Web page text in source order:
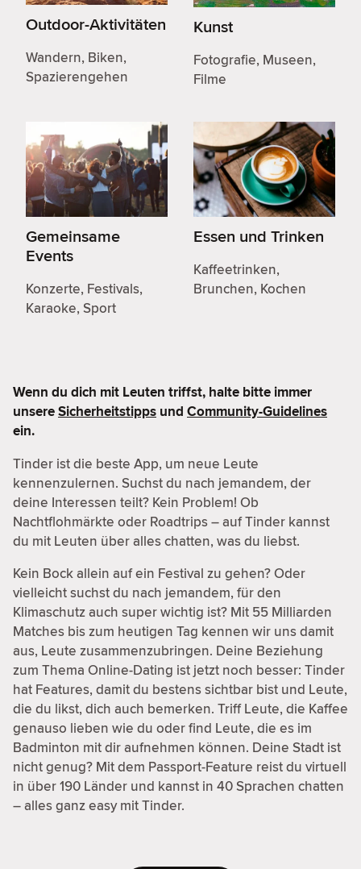
Outdoor-Aktivitäten
Wandern, Biken,
Spazierengehen
Kunst
Fotografie, Museen,
Filme
Gemeinsame
Events
Konzerte, Festivals,
Karaoke, Sport
Essen und Trinken
Kaffeetrinken,
Brunchen, Kochen
Wenn du dich mit Leuten triffst, halte bitte immer
unsereSicherheitstipps und Community-Guidelines
ein.
Tinder ist die beste App, um neue Leute
kennenzulernen. Suchst du nach jemandem, der
deine Interessen teilt? Kein Problem! Ob
Nachtflohmärkte oder Roadtrips – auf Tinder kannst
du mit Leuten über alles chatten, was du liebst.
Kein Bock allein auf ein Festival zu gehen? Oder
vielleicht suchst du nach jemandem, für den
Klimaschutz auch super wichtig ist? Mit 55 Milliarden
Matches bis zum heutigen Tag kennen wir uns damit
aus, Leute zusammenzubringen. Deine Beziehung
zum Thema Online-Dating ist jetzt noch besser: Tinder
hat Features, damit du bestens sichtbar bist und Leute,
die du likst, dich auch bemerken. Triff Leute, die Kaffee
genauso lieben wie du oder find Leute, die es im
Badminton mit dir aufnehmen können. Deine Stadt ist
nicht genug? Mit dem Passport-Feature reist du virtuell
in über 190 Länder und kannst in 40 Sprachen chatten
– alles ganz easy mit Tinder.